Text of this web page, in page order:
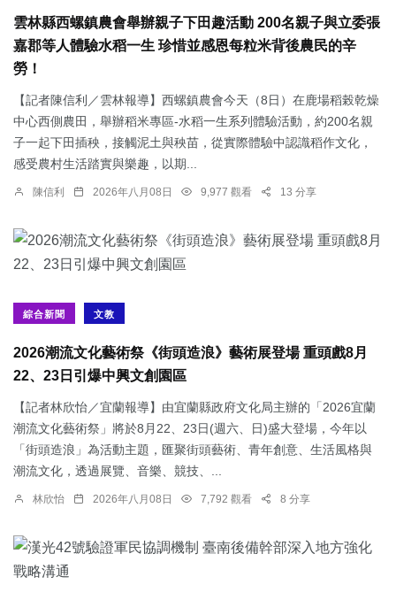
雲林縣西螺鎮農會舉辦親子下田趣活動 200名親子與立委張
嘉郡等人體驗水稻一生 珍惜並感恩每粒米背後農民的辛
勞！
【記者陳信利／雲林報導】西螺鎮農會今天（8日）在鹿場稻榖乾燥
中心西側農田，舉辦稻米專區-水稻一生系列體驗活動，約200名親
子一起下田插秧，接觸泥土與秧苗，從實際體驗中認識稻作文化，
感受農村生活踏實與樂趣，以期...
陳信利 2026年八月08日 9,977 觀看 13 分享
綜合新聞 文教
2026潮流文化藝術祭《街頭造浪》藝術展登場 重頭戲8月
22、23日引爆中興文創園區
【記者林欣怡／宜蘭報導】由宜蘭縣政府文化局主辦的「2026宜蘭
潮流文化藝術祭」將於8月22、23日(週六、日)盛大登場，今年以
「街頭造浪」為活動主題，匯聚街頭藝術、青年創意、生活風格與
潮流文化，透過展覽、音樂、競技、...
林欣怡 2026年八月08日 7,792 觀看 8 分享